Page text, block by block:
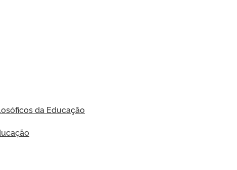
da Educação